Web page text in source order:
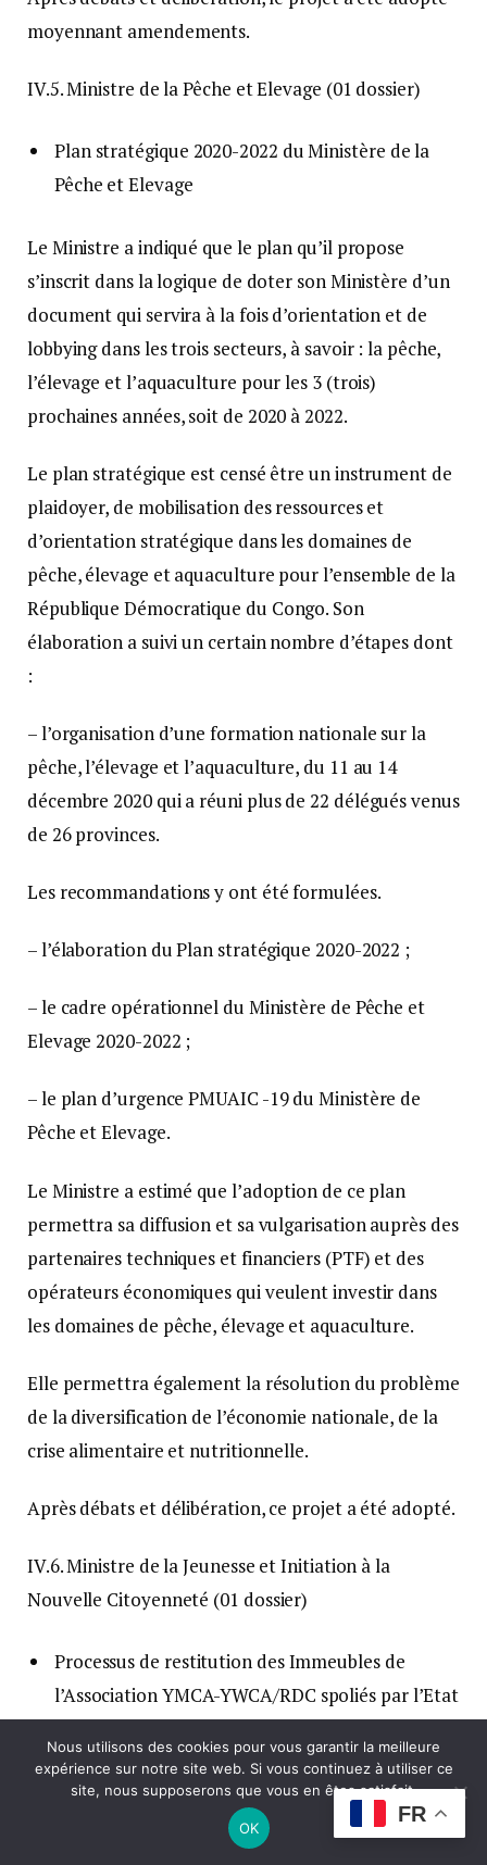
moyennant amendements.
IV.5. Ministre de la Pêche et Elevage (01 dossier)
Plan stratégique 2020-2022 du Ministère de la
Pêche et Elevage
Le Ministre a indiqué que le plan qu’il propose
s’inscrit dans la logique de doter son Ministère d’un
document qui servira à la fois d’orientation et de
lobbying dans les trois secteurs, à savoir : la pêche,
l’élevage et l’aquaculture pour les 3 (trois)
prochaines années, soit de 2020 à 2022.
Le plan stratégique est censé être un instrument de
plaidoyer, de mobilisation des ressources et
d’orientation stratégique dans les domaines de
pêche, élevage et aquaculture pour l’ensemble de la
République Démocratique du Congo. Son
élaboration a suivi un certain nombre d’étapes dont
:
– l’organisation d’une formation nationale sur la
pêche, l’élevage et l’aquaculture, du 11 au 14
décembre 2020 qui a réuni plus de 22 délégués venus
de 26 provinces.
Les recommandations y ont été formulées.
– l’élaboration du Plan stratégique 2020-2022 ;
– le cadre opérationnel du Ministère de Pêche et
Elevage 2020-2022 ;
– le plan d’urgence PMUAIC -19 du Ministère de
Pêche et Elevage.
Le Ministre a estimé que l’adoption de ce plan
permettra sa diffusion et sa vulgarisation auprès des
partenaires techniques et financiers (PTF) et des
opérateurs économiques qui veulent investir dans
les domaines de pêche, élevage et aquaculture.
Elle permettra également la résolution du problème
de la diversification de l’économie nationale, de la
crise alimentaire et nutritionnelle.
Après débats et délibération, ce projet a été adopté.
IV.6. Ministre de la Jeunesse et Initiation à la
Nouvelle Citoyenneté (01 dossier)
Processus de restitution des Immeubles de
l’Association YMCA-YWCA/RDC spoliés par l’Etat
YWCA/RDC et l’Alliance Universelle et Africaine.
Le Ministre a informé le Conseil de son projet de
FR
Nous utilisons des cookies pour vous garantir la meilleure
expérience sur notre site web. Si vous continuez à utiliser ce
site, nous supposerons que vous en êtes satisfait.
OK